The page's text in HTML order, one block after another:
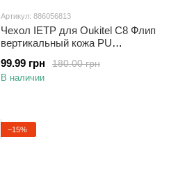
Артикул: 886056813
Чехол IETP для Oukitel C8 Флип
вертикальный кожа PU
180.00 грн
99.99 грн
В наличии
−15%